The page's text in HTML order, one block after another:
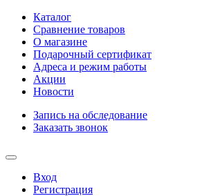
Каталог
Сравнение товаров
О магазине
Подарочный сертификат
Адреса и режим работы
Акции
Новости
Запись на обследование
Заказать звонок
Вход
Регистрация